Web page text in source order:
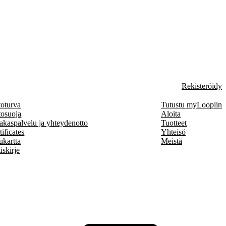
Rekisteröidy
ja yhteydenotto
Tutustu myLoopiin
Aloita
Tuotteet
Yhteisö
Meistä